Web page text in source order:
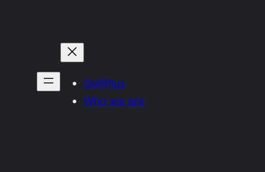
GolfPlus
Who we are